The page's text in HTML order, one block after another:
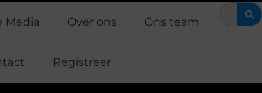
EMS suits en EMS training: efficiënt werken aan je
Media Over ons Ons team
Registreer